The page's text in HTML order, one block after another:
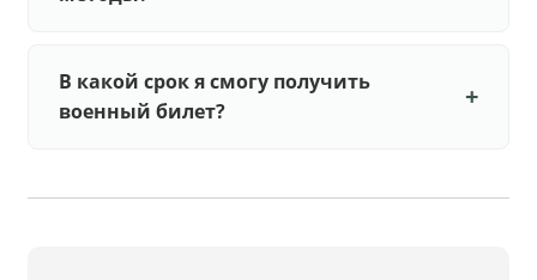
В какой срок я смогу получить
военный билет?